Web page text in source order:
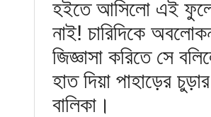
হইতে আসিলো এই
নাই! চারিদিকে
জিজ্ঞাসা করিতে সে
হাত দিয়া পাহাড়ের
বালিকা।